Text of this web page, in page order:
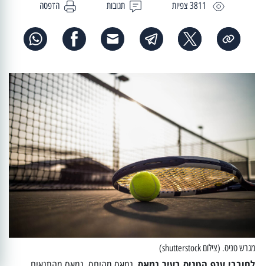
3811 צפיות תגובות הדפסה
מגרש טניס. (צילום shutterstock)